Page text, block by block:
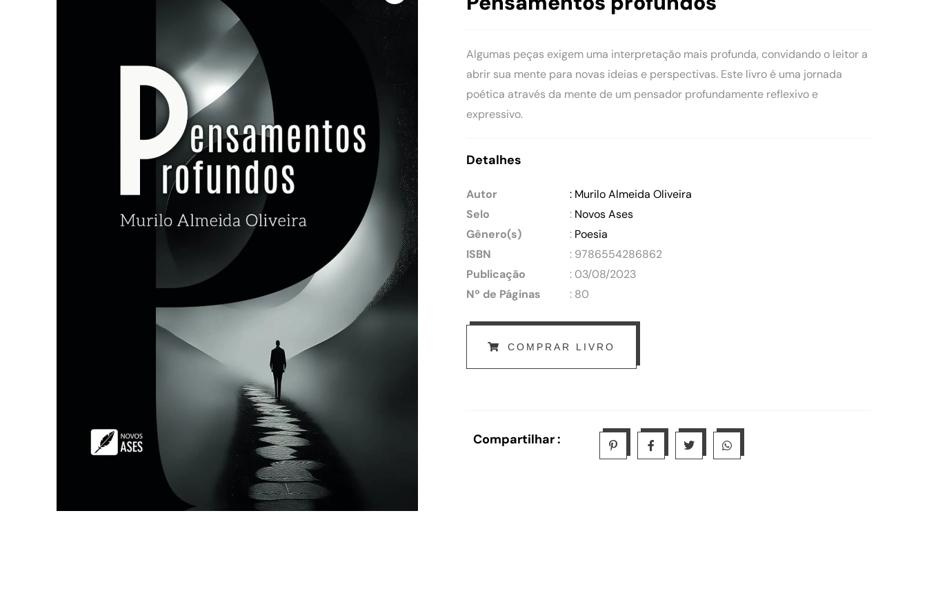
Algumas peças exigem uma interpretação mais profunda, convidando o leitor a
abrir sua mente para novas ideias e perspectivas. Este livro é uma jornada
poética através da mente de um pensador profundamente reflexivo e
expressivo.
Detalhes
Autor
: Murilo Almeida Oliveira
Selo
: Novos Ases
Gênero(s)
: Poesia
ISBN
: 9786554286862
Publicação
: 03/08/2023
Nº de Páginas
: 80
COMPRAR LIVRO
Compartilhar :